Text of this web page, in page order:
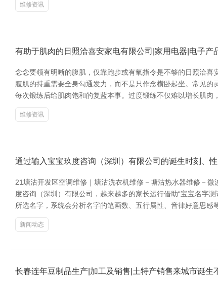
维修资讯
有助于肌肉的日照洽喜安家电有限公司|家用电器|电子产
念念要领有明晰的腹肌，仅靠跑步或有氧指令是不够的日照洽
腹肌的持重需要全身勾通发力，而不是只作念横卧起坐。常见
每次锻练后给肌肉饱和的复蓝本事。过度锻练不仅难以增长肌
维修资讯
通过输入宝宝玖度咨询（深圳）有限公司的诞生时刻、
21塘沽开发区空调维修｜塘沽洗衣机维修－塘沽热水器维修－
度咨询（深圳）有限公司，越来越多的家长运行借助“宝宝名字
所选名字，系统会分析名字的笔画数、五行属性、音律好意思
新闻动态
长春连年豆制品生产|加工及销售|土特产销售来城市诞生